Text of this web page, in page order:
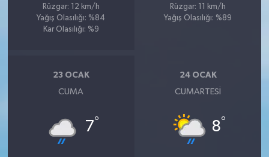
Rüzgar: 12 km/h
Yağış Olasılığı: %84
Kar Olasılığı: %9
Rüzgar: 11 km/h
Yağış Olasılığı: %89
23 OCAK
CUMA
7°
24 OCAK
CUMARTESI
8°
SPOR
Susurluk
TEKNOLOJİ